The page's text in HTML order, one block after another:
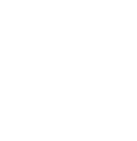
alle Ihre Kontakte
auf einen remote-
von Ihrem Konto
zerstören
mein einziges
täglich) zu